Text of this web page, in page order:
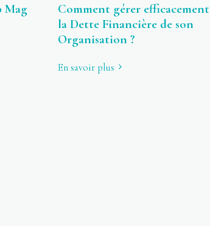
Mag
Comment gérer efficacement
la Dette Financière de son
Organisation ?
En savoir plus